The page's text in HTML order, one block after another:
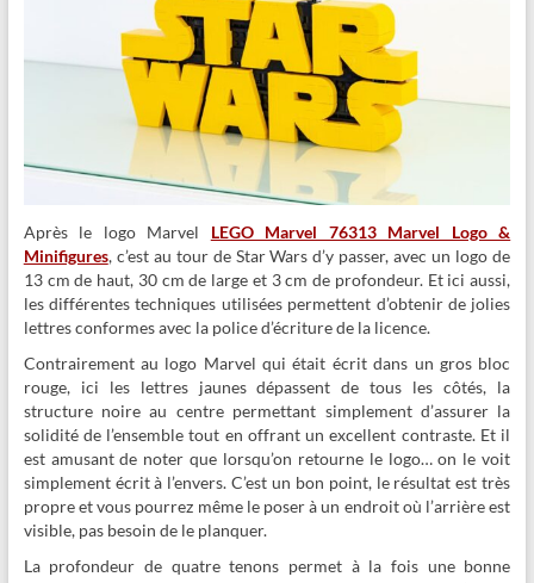
Après le logo Marvel LEGO Marvel 76313 Marvel Logo &
Minifigures, c’est au tour de Star Wars d’y passer, avec un logo de
13 cm de haut, 30 cm de large et 3 cm de profondeur. Et ici aussi,
les différentes techniques utilisées permettent d’obtenir de jolies
lettres conformes avec la police d’écriture de la licence.
Contrairement au logo Marvel qui était écrit dans un gros bloc
rouge, ici les lettres jaunes dépassent de tous les côtés, la
structure noire au centre permettant simplement d’assurer la
solidité de l’ensemble tout en offrant un excellent contraste. Et il
est amusant de noter que lorsqu’on retourne le logo… on le voit
simplement écrit à l’envers. C’est un bon point, le résultat est très
propre et vous pourrez même le poser à un endroit où l’arrière est
visible, pas besoin de le planquer.
La profondeur de quatre tenons permet à la fois une bonne